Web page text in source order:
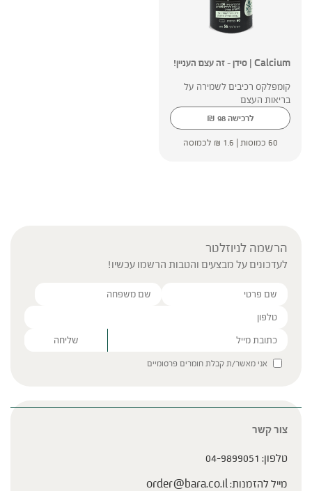
Calcium | סידן – זה עצם העניין!
קומפלקס רכיבים לשמירה על
בריאות העצם
לרכישה ₪ 98
60 כמוסות | ₪ 1.6 לכמוסה
הרשמה לניוזלטר
לעדכונים על מבצעים והטבות הרשמו עכשיו!
Please leave this field empty.
אני מאשר/ת קבלת חומרים פרסומיים
צור קשר
טלפון: 04-9899051
מייל להזמנות:order@bara.co.il